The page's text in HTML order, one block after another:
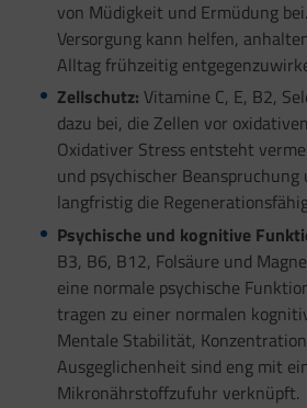
von Müdigkeit und Ermüdung
Versorgung kann helfen,
Alltag frühzeitig
Zellschutz: Vitamine C, E, B2,
dazu bei, die Zellen vor
Oxidativer Stress entsteht
und psychischer
langfristig die
Psychische und kognitive
B3, B6, B12, Folsäure und
eine normale psychische
tragen zu einer normalen
Mentale Stabilität,
Ausgeglichenheit sind eng mit
Mikronährstoffzufuhr verknüpft.